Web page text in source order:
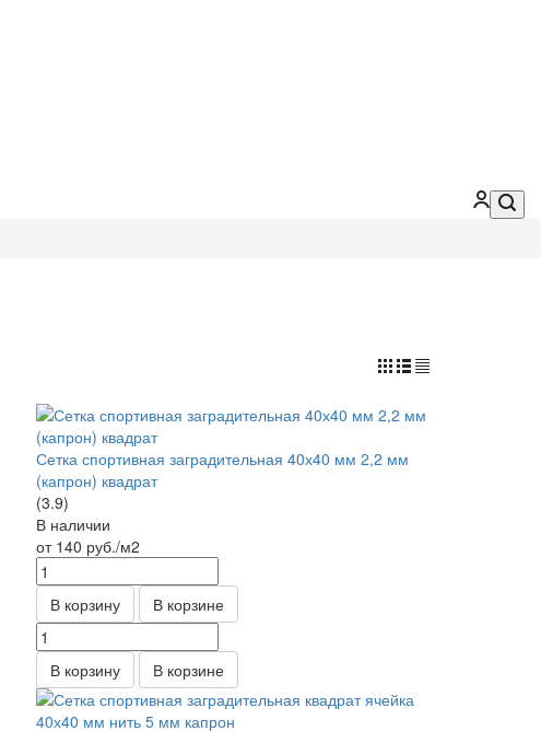
Сетка спортивная заградительная 40х40 мм 2,2 мм
(капрон) квадрат
(3.9)
В наличии
от 140 руб./м2
В корзину В корзине
В корзину В корзине